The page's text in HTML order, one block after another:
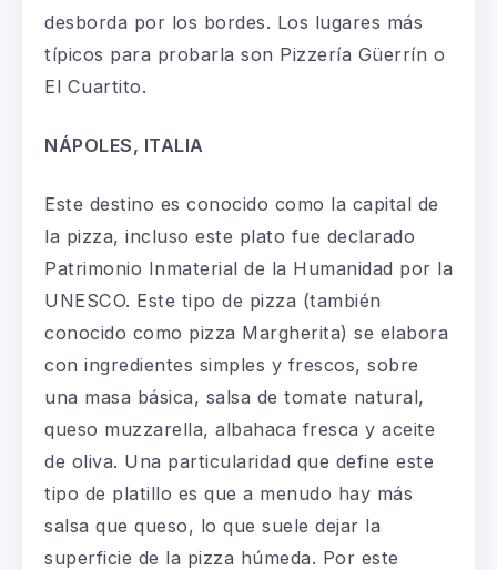
desborda por los bordes. Los lugares más
típicos para probarla son Pizzería Güerrín o
El Cuartito.
NÁPOLES, ITALIA
Este destino es conocido como la capital de
la pizza, incluso este plato fue declarado
Patrimonio Inmaterial de la Humanidad por la
UNESCO. Este tipo de pizza (también
conocido como pizza Margherita) se elabora
con ingredientes simples y frescos, sobre
una masa básica, salsa de tomate natural,
queso muzzarella, albahaca fresca y aceite
de oliva. Una particularidad que define este
tipo de platillo es que a menudo hay más
salsa que queso, lo que suele dejar la
superficie de la pizza húmeda. Por este